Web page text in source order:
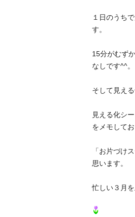
１日のうち
す。
15分がむず
なしです^^。
そして見え
見える化シ
をメモして
「お片づけ
思います。
忙しい３月